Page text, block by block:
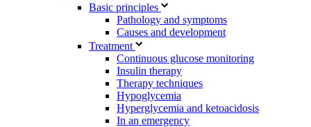
Basic principles
Pathology and symptoms
Causes and development
Treatment
Continuous glucose monitoring
Insulin therapy
Therapy techniques
Hypoglycemia
Hyperglycemia and ketoacidosis
In an emergency